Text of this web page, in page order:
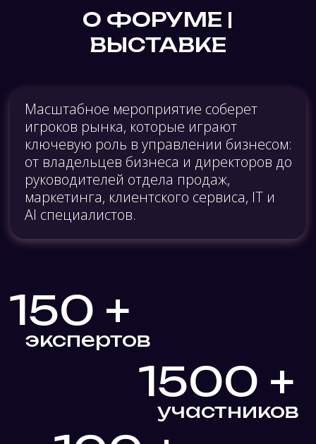
будут работать в 2027 году
150 +
БИЗНЕС ФОРС
ФОРУМ 2026
– ЭТО ВОЗМОЖНОСТЬ:
1500 +
участников
100 +
партнеров
Понять, как перезагрузить маркетинг,
продажи, клиентский сервис и личный
бренд, чтобы эффективно управлять
компанией и масштабироваться
Получить специальные условия на
сервисы для бизнеса от участников